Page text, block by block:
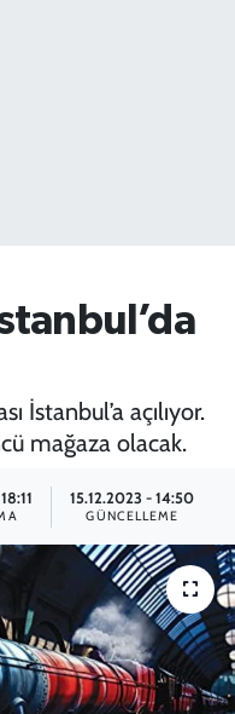
İstanbul’a açılıyor.
mağaza olacak.
15.12.2023 - 14:50
GÜNCELLEME